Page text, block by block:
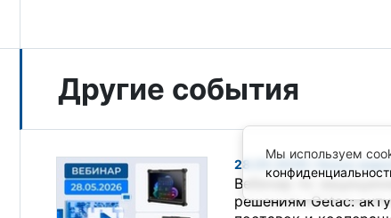
Другие события
28.05.2026 / Анонс
Вебинар по
решениям Getac:
Мы используем